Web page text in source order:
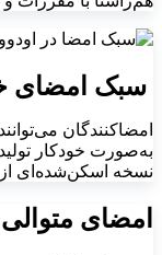
سبک امضای
امضاکنندگان
به‌صورت خودکار
نسخه اسکن‌شده‌ای
امضای متوالی